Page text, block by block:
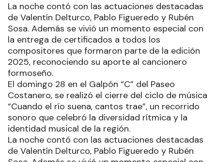
La noche contó con las actuaciones destacadas
de Valentín Delturco, Pablo Figueredo y Rubén
Sosa. Además se vivió un momento especial con
la entrega de certificados a todos los
compositores que formaron parte de la edición
2025, reconociendo su aporte al cancionero
formoseño.
El domingo 28 en el Galpón “C” del Paseo
Costanero, se realizó el cierre del ciclo de música
“Cuando el río suena, cantos trae”, un recorrido
sonoro que celebró la diversidad rítmica y la
identidad musical de la región.
La noche contó con las actuaciones destacadas
de Valentín Delturco, Pablo Figueredo y Rubén